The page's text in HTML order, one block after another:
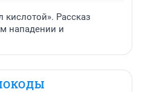
кислотой». Рассказ
нападении и